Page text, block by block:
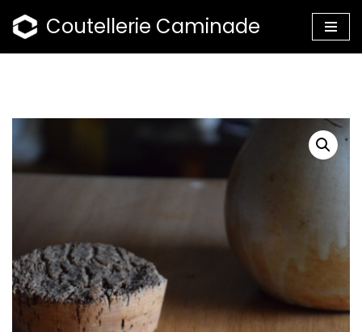
Aller
Coutellerie Caminade